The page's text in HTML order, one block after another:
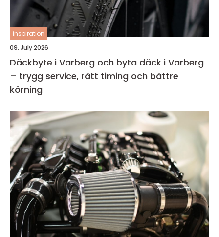
inspiration
09. July 2026
Däckbyte i Varberg och byta däck i Varberg
– trygg service, rätt timing och bättre
körning